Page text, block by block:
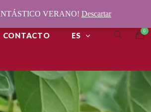
CONTACTO ES
VERANO! Descartar